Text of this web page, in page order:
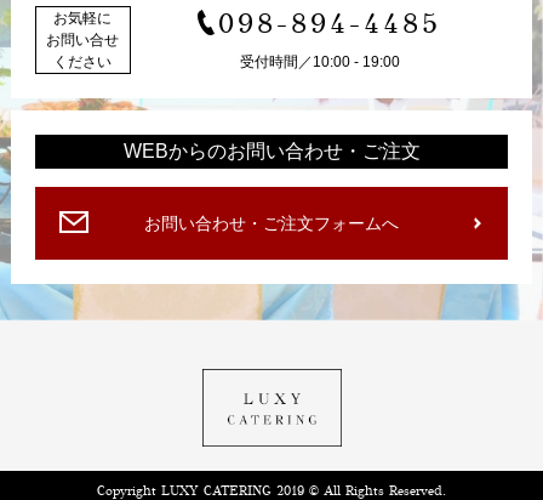
お気軽に
お問い合せ
ください
098-894-4485
受付時間／10:00 - 19:00
WEBからのお問い合わせ・ご注文
お問い合わせ・ご注文フォームへ
Copyright LUXY CATERING 2019 © All Rights Reserved.